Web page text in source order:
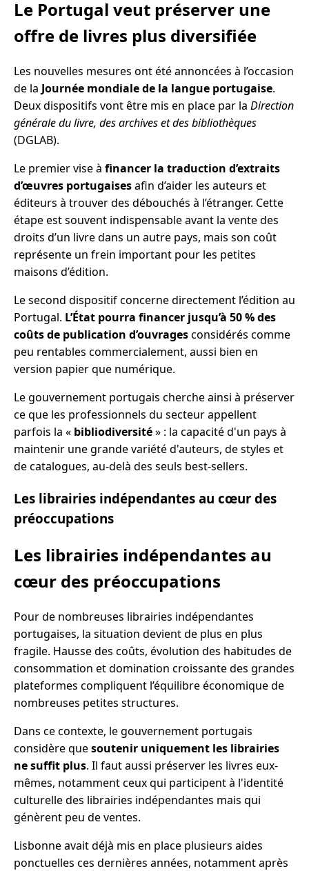
Le Portugal veut préserver une
offre de livres plus diversifiée
Les nouvelles mesures ont été annoncées à l’occasion
de la Journée mondiale de la langue portugaise.
Deux dispositifs vont être mis en place par la Direction
générale du livre, des archives et des bibliothèques
(DGLAB).
Le premier vise à financer la traduction d’extraits
d’œuvres portugaisesafin d’aider les auteurs et
éditeurs à trouver des débouchés à l’étranger. Cette
étape est souvent indispensable avant la vente des
droits d’un livre dans un autre pays, mais son coût
représente un frein important pour les petites
maisons d’édition.
Le second dispositif concerne directement l’édition au
Portugal. L’État pourra financer jusqu’à 50 % des
coûts de publication d’ouvragesconsidérés comme
peu rentables commercialement, aussi bien en
version papier que numérique.
Le gouvernement portugais cherche ainsi à préserver
ce que les professionnels du secteur appellent
parfois la « bibliodiversité» : la capacité d'un pays à
maintenir une grande variété d'auteurs, de styles et
de catalogues, au-delà des seuls best-sellers.
Les librairies indépendantes au cœur des
préoccupations
Les librairies indépendantes au
cœur des préoccupations
Pour de nombreuses librairies indépendantes
portugaises, la situation devient de plus en plus
fragile. Hausse des coûts, évolution des habitudes de
consommation et domination croissante des grandes
plateformes compliquent l’équilibre économique de
nombreuses petites structures.
Dans ce contexte, le gouvernement portugais
considère quesoutenir uniquement les librairies
ne suffit plus. Il faut aussi préserver les livres eux-
mêmes, notamment ceux qui participent à l'identité
culturelle des librairies indépendantes mais qui
génèrent peu de ventes.
Lisbonne avait déjà mis en place plusieurs aides
ponctuelles ces dernières années, notamment après